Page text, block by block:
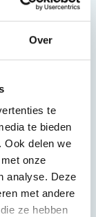
Over
te
te bieden
Ook delen we
onze
analyse. Deze
met andere
ze hebben
hebt er,
en
die je
Ook